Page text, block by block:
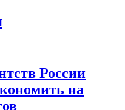
России
на